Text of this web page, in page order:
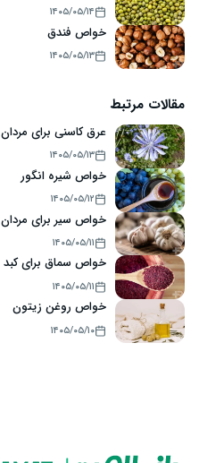
۱۴۰۵/۰۵/۱۴
خواص فندق
۱۴۰۵/۰۵/۱۳
مقالات مرتبط
عرق کاسنی برای مردان
۱۴۰۵/۰۵/۱۳
خواص شیره انگور
۱۴۰۵/۰۵/۱۲
خواص سیر برای مردان
۱۴۰۵/۰۵/۱۱
خواص سماق برای کبد
۱۴۰۵/۰۵/۱۱
خواص روغن زیتون
۱۴۰۵/۰۵/۱۰